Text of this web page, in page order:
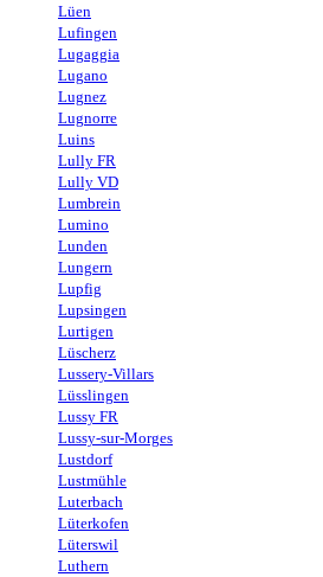
Lüen
Lufingen
Lugaggia
Lugano
Lugnez
Lugnorre
Luins
Lully FR
Lully VD
Lumbrein
Lumino
Lunden
Lungern
Lupfig
Lupsingen
Lurtigen
Lüscherz
Lussery-Villars
Lüsslingen
Lussy FR
Lussy-sur-Morges
Lustdorf
Lustmühle
Luterbach
Lüterkofen
Lüterswil
Luthern